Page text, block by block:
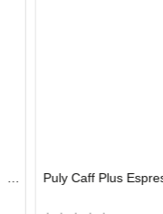
GÖNDERİ